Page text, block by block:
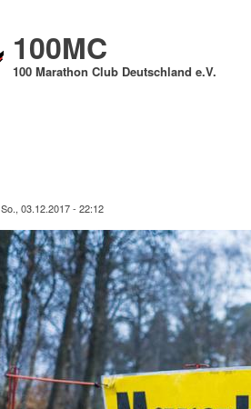
100MC
100 Marathon Club Deutschland e.V.
So., 03.12.2017 - 22:12